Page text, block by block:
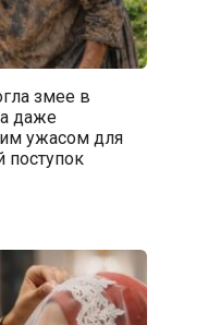
змее в
даже
ужасом для
поступок